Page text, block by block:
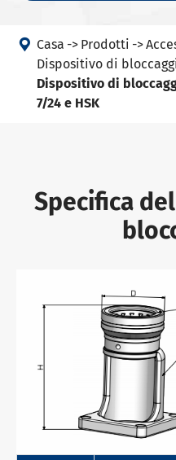
 Casa Prodotti
Dispositivo di
Dispositivo di
7/24 e HSK
Specifica